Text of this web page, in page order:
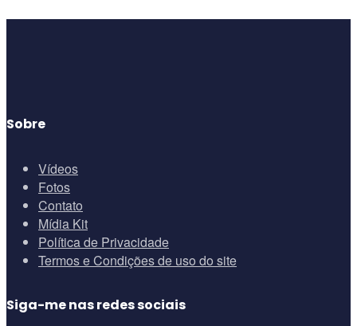
Sobre
Vídeos
Fotos
Contato
Mídia Kit
Política de Privacidade
Termos e Condições de uso do site
Siga-me nas redes sociais